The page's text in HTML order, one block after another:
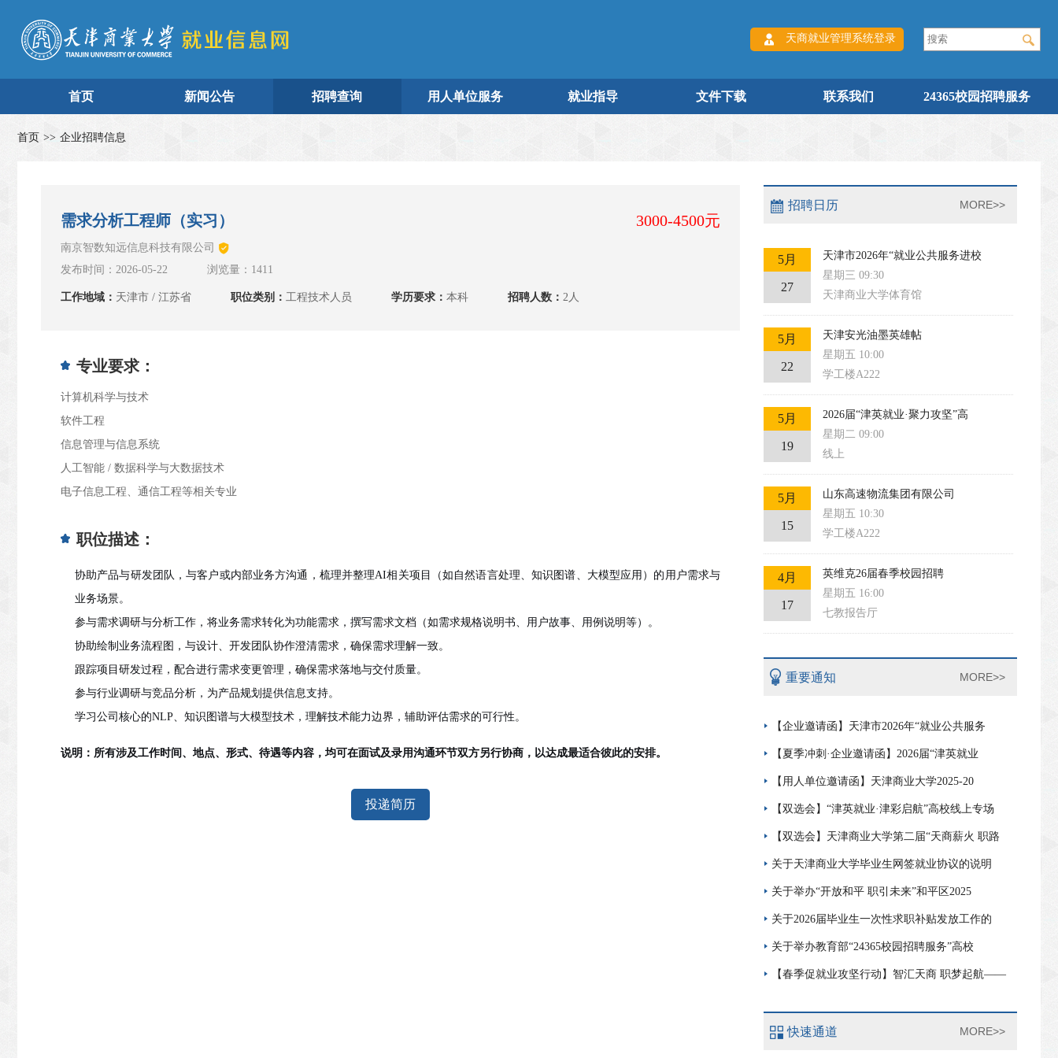
天商就业管理系统登录
首页 新闻公告 招聘查询 用人单位服务 就业指导 文件下载 联系我们 24365校园招聘服务
首页 >> 企业招聘信息
3000-4500元
需求分析工程师（实习）
南京智数知远信息科技有限公司
发布时间：2026-05-22
浏览量：1411
工作地域： 天津市 / 江苏省 职位类别： 工程技术人员 学历要求： 本科 招聘人数： 2人
专业要求：
计算机科学与技术
软件工程
信息管理与信息系统
人工智能 / 数据科学与大数据技术
电子信息工程、通信工程等相关专业
职位描述：
协助产品与研发团队，与客户或内部业务方沟通，梳理并整理AI相关项目（如自然语言处理、知识图谱、大模型应用）的用户需求与
业务场景。
参与需求调研与分析工作，将业务需求转化为功能需求，撰写需求文档（如需求规格说明书、用户故事、用例说明等）。
协助绘制业务流程图，与设计、开发团队协作澄清需求，确保需求理解一致。
跟踪项目研发过程，配合进行需求变更管理，确保需求落地与交付质量。
参与行业调研与竞品分析，为产品规划提供信息支持。
学习公司核心的NLP、知识图谱与大模型技术，理解技术能力边界，辅助评估需求的可行性。
说明 ：所有涉及工作时间、地点、形式、待遇等内容，均可在面试及录用沟通环节双方另行协商，以达成最适合彼此的安排。
投递简历
招聘日历 MORE>>
5月
27
天津市2026年“就业公共服务进校
星期三 09:30
天津商业大学体育馆
5月
22
天津安光油墨英雄帖
星期五 10:00
学工楼A222
5月
19
2026届“津英就业·聚力攻坚”高
星期二 09:00
线上
5月
15
山东高速物流集团有限公司
星期五 10:30
学工楼A222
4月
17
英维克26届春季校园招聘
星期五 16:00
七教报告厅
重要通知 MORE>>
【企业邀请函】天津市2026年“就业公共服务
【夏季冲刺·企业邀请函】2026届“津英就业
【用人单位邀请函】天津商业大学2025-20
【双选会】“津英就业·津彩启航”高校线上专场
【双选会】天津商业大学第二届“天商薪火 职路
关于天津商业大学毕业生网签就业协议的说明
关于举办“开放和平 职引未来”和平区2025
关于2026届毕业生一次性求职补贴发放工作的
关于举办教育部“24365校园招聘服务”高校
【春季促就业攻坚行动】智汇天商 职梦起航——
快速通道 MORE>>